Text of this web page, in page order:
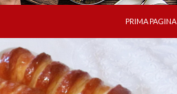
PRIMA PAGINA